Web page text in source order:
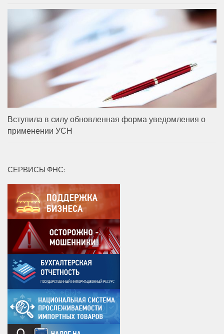
Вступила в силу обновленная форма уведомления о
применении УСН
СЕРВИСЫ ФНС: